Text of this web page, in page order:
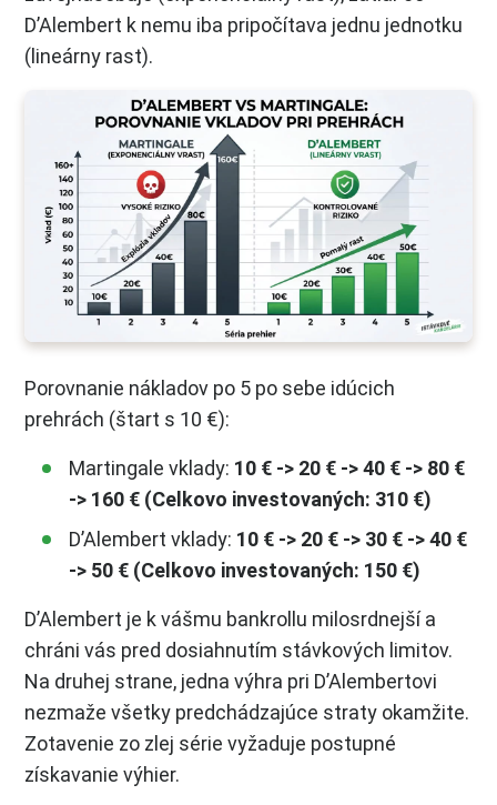
D’Alembert k nemu iba pripočítava jednu jednotku
(lineárny rast).
Porovnanie nákladov po 5 po sebe idúcich
prehrách (štart s 10 €):
Martingale vklady: 10 € -> 20 € -> 40 € -> 80 €
-> 160 € (Celkovo investovaných: 310 €)
D’Alembert vklady: 10 € -> 20 € -> 30 € -> 40 €
-> 50 € (Celkovo investovaných: 150 €)
D’Alembert je k vášmu bankrollu milosrdnejší a
chráni vás pred dosiahnutím stávkových limitov.
Na druhej strane, jedna výhra pri D’Alembertovi
nezmaže všetky predchádzajúce straty okamžite.
Zotavenie zo zlej série vyžaduje postupné
získavanie výhier.